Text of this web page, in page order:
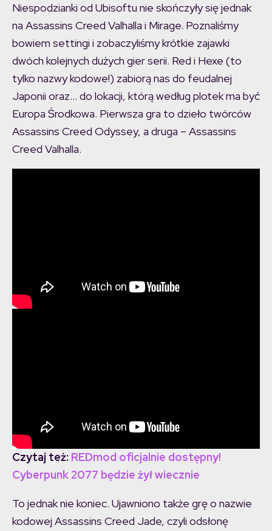
Niespodzianki od Ubisoftu nie skończyły się jednak
na Assassins Creed Valhalla i Mirage. Poznaliśmy
bowiem settingi i zobaczyliśmy krótkie zajawki
dwóch kolejnych dużych gier serii. Red i Hexe (to
tylko nazwy kodowe!) zabiorą nas do feudalnej
Japonii oraz… do lokacji, którą według plotek ma być
Europa Środkowa. Pierwsza gra to dzieło twórców
Assassins Creed Odyssey, a druga – Assassins
Creed Valhalla.
Czytaj też: REDmod oficjalnie dostępny!
Cyberpunk 2077 będzie żył wiecznie
To jednak nie koniec. Ujawniono także grę o nazwie
kodowej Assassins Creed Jade, czyli odsłonę